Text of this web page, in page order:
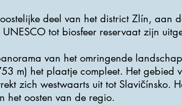
deel van het district Zlín, aan
tot biosfeer reservaat zijn
van het omringende
m) het plaatje compleet. Het gebied
zich westwaarts uit tot Slavičínsko.
het oosten van de regio.